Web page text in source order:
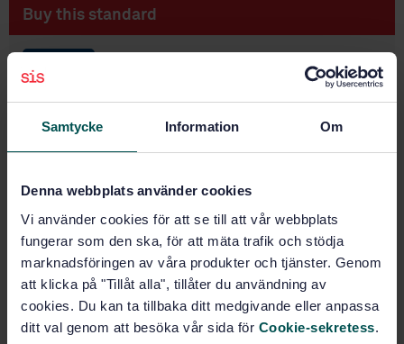
Samtycke Information Om
Denna webbplats använder cookies
Vi använder cookies för att se till att vår webbplats
fungerar som den ska, för att mäta trafik och stödja
marknadsföringen av våra produkter och tjänster. Genom
att klicka på "Tillåt alla", tillåter du användning av
cookies. Du kan ta tillbaka ditt medgivande eller anpassa
ditt val genom att besöka vår sida för Cookie-sekretess.
Buy this standard
TECHNICAL SPECIFICATION · SIS-CEN/TS 13388:2015
compositions and products
PDF
Add to cart
Show more